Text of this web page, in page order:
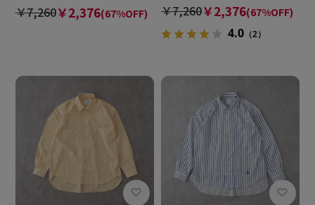
プ＞
￥7,260￥2,376(67%OFF) ￥7,260￥2,376(67%OFF)
4.0 （2）